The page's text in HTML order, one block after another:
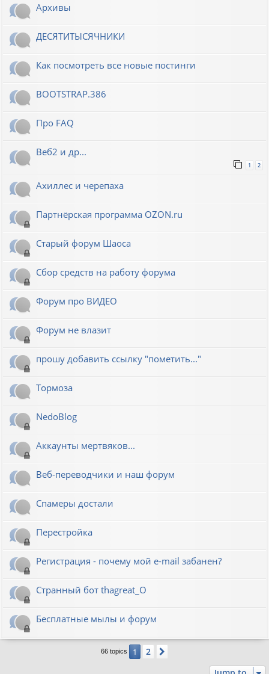
Архивы
ДЕСЯТИТЫСЯЧНИКИ
Как посмотреть все новые постинги
BOOTSTRAP.386
Про FAQ
Веб2 и др...
1 2
Ахиллес и черепаха
Партнёрская программа OZON.ru
Старый форум Шаоса
Сбор средств на работу форума
Форум про ВИДЕО
Форум не влазит
прошу добавить ссылку "пометить..."
Тормоза
NedoBlog
Аккаунты мертвяков...
Веб-переводчики и наш форум
Спамеры достали
Перестройка
Регистрация - почему мой e-mail забанен?
Странный бот thagreat_O
Бесплатные мылы и форум
66 topics 1 2